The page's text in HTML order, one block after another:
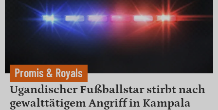
Promis & Royals
Ugandischer Fußballstar stirbt nach
gewalttätigem Angriff in Kampala